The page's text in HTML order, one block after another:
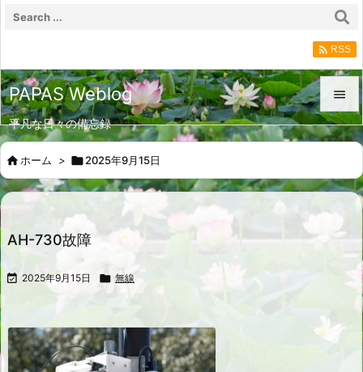
PAPAS Weblog
平凡な日々の備忘録


メニュ
サイド

前へ
 RSS
ホーム > 2025年9月15日
AH-730故障
 2025年9月15日  無線